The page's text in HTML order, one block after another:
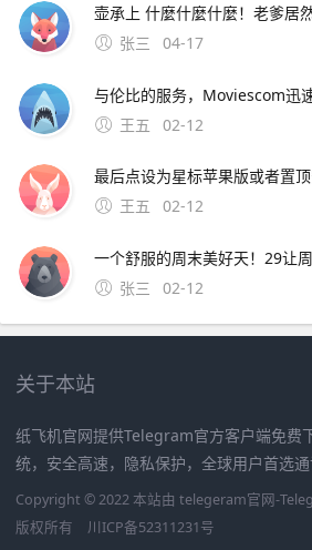
张三
04-17
王五
02-12
王五
02-12
张三
02-12
关于本站
纸飞机官网提供Telegram官方客户端免费
统，安全高速，隐私保护，全球用户首选通
Copyright © 2022 本站由 telegeram官网-
版权所有
川ICP备52311231号